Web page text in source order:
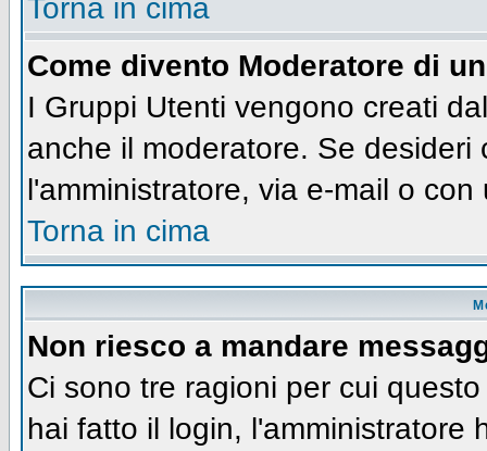
Torna in cima
Come divento Moderatore di
I Gruppi Utenti vengono creati
anche il moderatore. Se
l'amministratore, via e-mail o
Torna in cima
Non riesco a mandare
Ci sono tre ragioni per cui
hai fatto il login, l'amministratore